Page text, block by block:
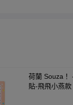
荷蘭 Souza！
貼-飛飛小燕款